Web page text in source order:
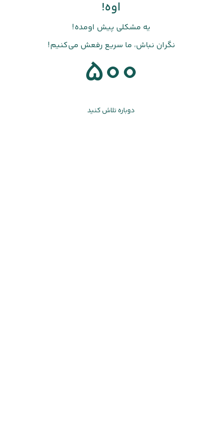
اوه!
یه مشکلی پیش اومده!
نگران نباش، ما سریع رفعش می‌کنیم!
500
دوباره تلاش کنید